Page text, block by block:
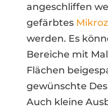
angeschliffen
gefärbtes
werden. Es
Bereiche mit
Flächen
gewünschte
Auch kleine